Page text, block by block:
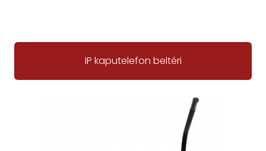
IP kaputelefon beltéri